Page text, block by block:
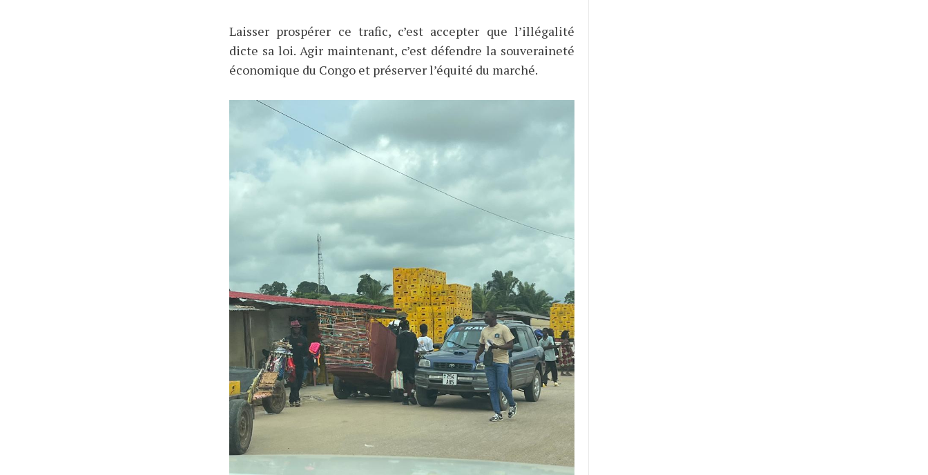
Laisser prospérer ce trafic, c’est accepter que l’illégalité
dicte sa loi. Agir maintenant, c’est défendre la souveraineté
économique du Congo et préserver l’équité du marché.